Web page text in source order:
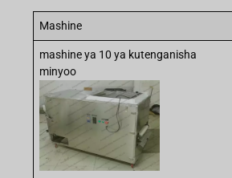
Mashine
mashine ya 10 ya kutenganisha
minyoo